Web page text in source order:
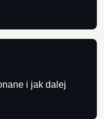
i jak dalej